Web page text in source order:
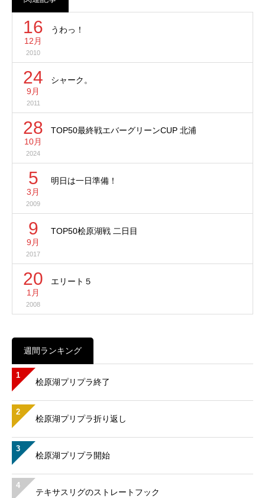
16
12月
2010
うわっ！
24
9月
2011
シャーク。
28
10月
2024
TOP50最終戦エバーグリーンCUP 北浦
5
3月
2009
明日は一日準備！
9
9月
2017
TOP50桧原湖戦 二日目
20
1月
2008
エリート５
週間ランキング
1
桧原湖プリプラ終了
2
桧原湖プリプラ折り返し
3
桧原湖プリプラ開始
4
テキサスリグのストレートフック